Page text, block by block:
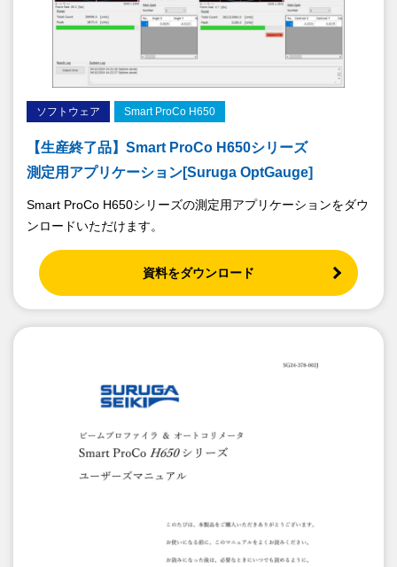
ソフトウェア Smart ProCo H650
【生産終了品】Smart ProCo H650シリーズ
測定用アプリケーション[Suruga OptGauge]
Smart ProCo H650シリーズの測定用アプリケーションをダウ
ンロードいただけます。
資料をダウンロード